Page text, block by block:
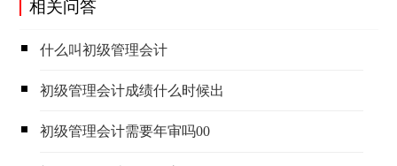
相关问答
什么叫初级管理会计
初级管理会计成绩什么时候出
初级管理会计需要年审吗00